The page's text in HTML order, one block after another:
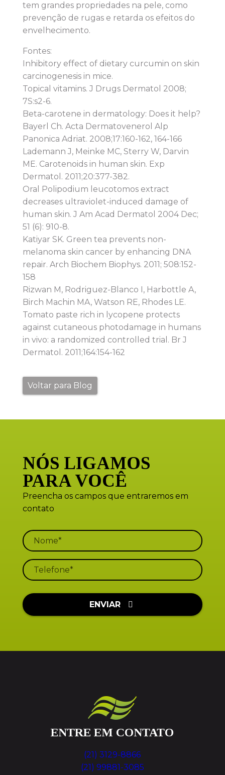
tem grandes propriedades na pele, como
prevenção de rugas e retarda os efeitos do
envelhecimento.
Fontes:
Inhibitory effect of dietary curcumin on skin
carcinogenesis in mice.
Topical vitamins. J Drugs Dermatol 2008;
7S:s2-6.
Beta-carotene in dermatology: Does it help?
Bayerl Ch. Acta Dermatovenerol Alp
Panonica Adriat. 2008;17:160-162, 164-166
Lademann J, Meinke MC, Sterry W, Darvin
ME. Carotenoids in human skin. Exp
Dermatol. 2011;20:377-382.
Oral Polipodium leucotomos extract
decreases ultraviolet-induced damage of
human skin. J Am Acad Dermatol 2004 Dec;
51 (6): 910-8.
Katiyar SK. Green tea prevents non-
melanoma skin cancer by enhancing DNA
repair. Arch Biochem Biophys. 2011; 508:152-
158
Rizwan M, Rodriguez-Blanco I, Harbottle A,
Birch Machin MA, Watson RE, Rhodes LE.
Tomato paste rich in lycopene protects
against cutaneous photodamage in humans
in vivo: a randomized controlled trial. Br J
Dermatol. 2011;164:154-162
Voltar para Blog
NÓS LIGAMOS
PARA VOCÊ
Preencha os campos que entraremos em
contato
ENVIAR
ENTRE EM CONTATO
(21) 3129-8866
(21) 99881-3085